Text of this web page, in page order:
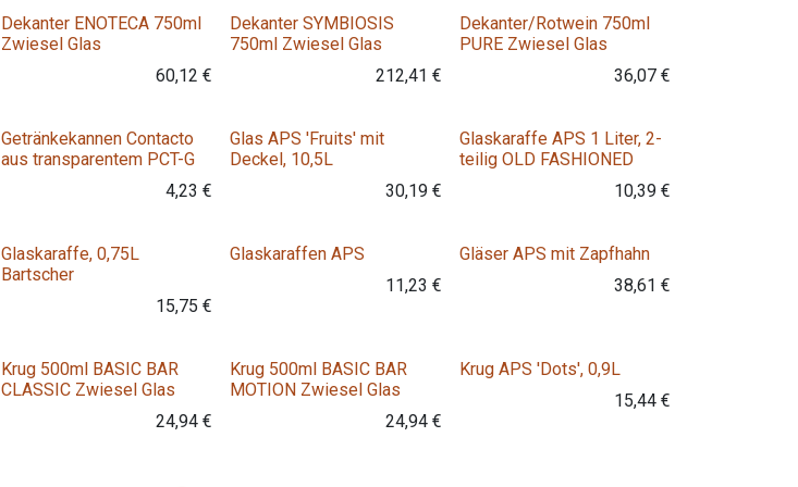
Dekanter ENOTECA 750ml
Zwiesel Glas
60,12 €
Dekanter SYMBIOSIS
750ml Zwiesel Glas
212,41 €
Dekanter/Rotwein 750ml
PURE Zwiesel Glas
36,07€
Variante
Getränkekannen Contacto
aus transparentem PCT-G
4,23 €
Glas APS 'Fruits' mit
Deckel, 10,5L
30,19€
Glaskaraffe APS 1 Liter, 2-
teilig OLD FASHIONED
10,39€
Glaskaraffe, 0,75L
Bartscher
15,75 €
Variante
Glaskaraffen APS
11,23 € Variante
Gläser APS mit Zapfhahn
38,61 €
Krug 500ml BASIC BAR
CLASSIC Zwiesel Glas
24,94 €
Krug 500ml BASIC BAR
MOTION Zwiesel Glas
24,94€
Krug APS 'Dots', 0,9L
15,44€